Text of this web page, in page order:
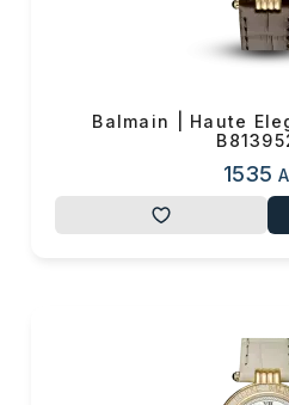
Pierre Balmain Saatları,
redaksiyası ilə Maison
Balmain | Haute
1535